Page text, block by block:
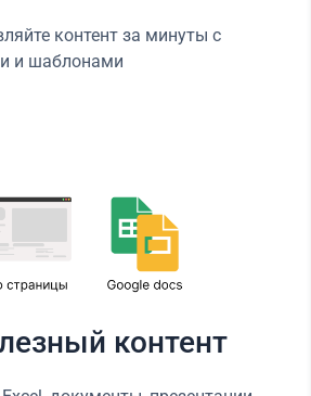
контент за минуты с
и шаблонами
контент